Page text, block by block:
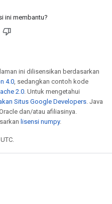
ini membantu?
ini dilisensikan berdasarkan
4.0, sedangkan contoh kode
2.0. Untuk mengetahui
Situs Google Developers. Java
dan/atau afiliasinya.
lisensi numpy.